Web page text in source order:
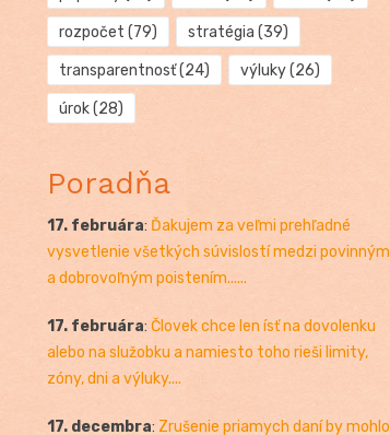
rozpočet (79) stratégia (39)
transparentnosť(24) výluky(26)
úrok(28)
Poradňa
17. februára: Ďakujem za veľmi prehľadné
vysvetlenie všetkých súvislostí medzi povinným
a dobrovoľným poistením......
17. februára: Človek chce len ísť na dovolenku
alebo na služobku a namiesto toho rieši limity,
zóny, dni a výluky....
17. decembra: Zrušenie priamych daní by mohlo